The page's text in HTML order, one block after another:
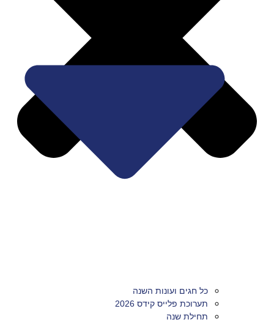
כל חגים ועונות השנה
תערוכת פלייס קידס 2026
תחילת שנה